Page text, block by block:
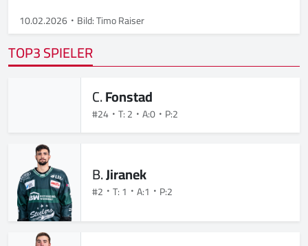
10.02.2026 Bild: Timo Raiser
TOP3 SPIELER
C.Fonstad
#24 T: 2 A:0 P:2
B.Jiranek
#2 T: 1 A:1 P:2